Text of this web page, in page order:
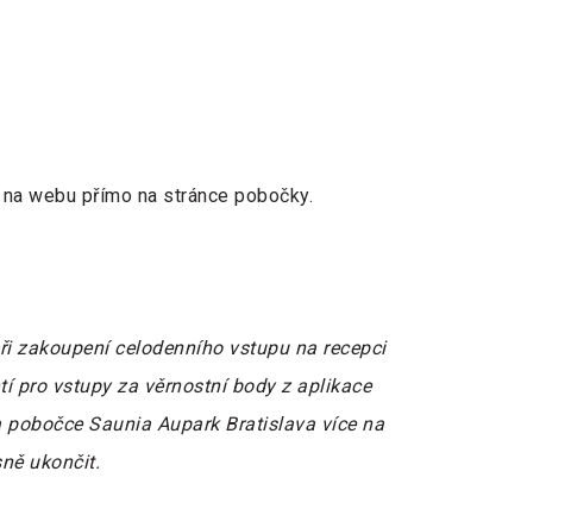
webu přímo na stránce pobočky.
zakoupení celodenního vstupu na recepci
pro vstupy za věrnostní body z aplikace
Saunia Aupark Bratislava více na
ukončit.